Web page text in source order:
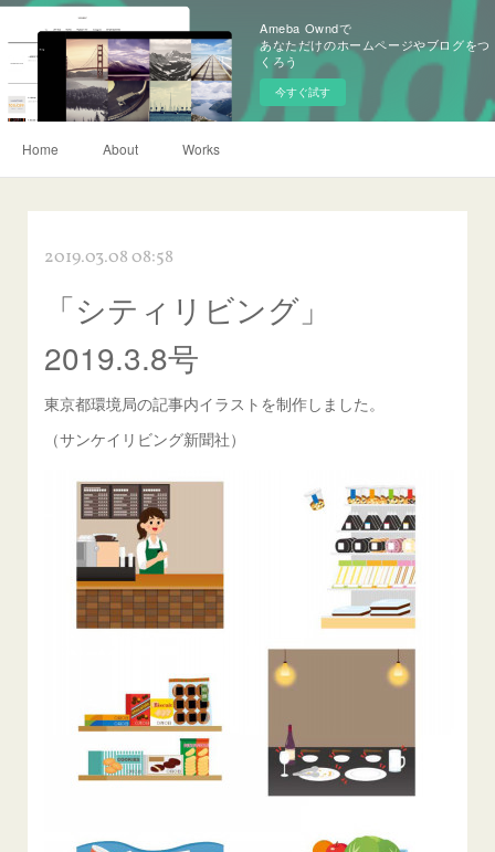
Ameba Owndで
あなただけのホームページやブログをつ
くろう
今すぐ試す
Home About Works
2019.03.08 08:58
「シティリビング」
2019.3.8号
東京都環境局の記事内イラストを制作しました。
（サンケイリビング新聞社）